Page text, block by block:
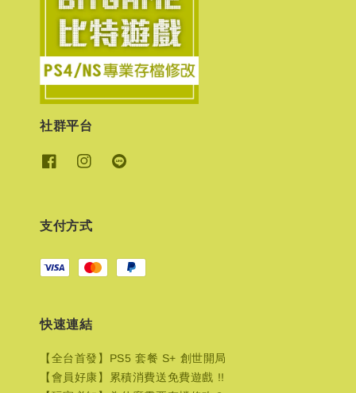
社群平台
支付方式
快速連結
【全台首發】PS5 套餐 S+ 創世開局
【會員好康】累積消費送免費遊戲 !!